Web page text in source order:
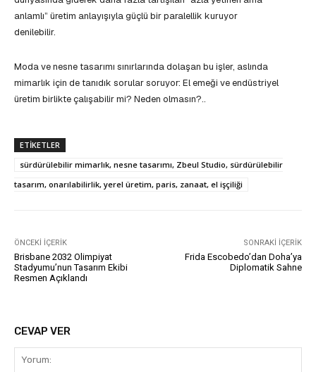
anlamlı” üretim anlayışıyla güçlü bir paralellik kuruyor
denilebilir.
Moda ve nesne tasarımı sınırlarında dolaşan bu işler, aslında
mimarlık için de tanıdık sorular soruyor: El emeği ve endüstriyel
üretim birlikte çalışabilir mi? Neden olmasın?..
ETIKETLER
sürdürülebilir mimarlık, nesne tasarımı, Zbeul Studio, sürdürülebilir
tasarım, onarılabilirlik, yerel üretim, paris, zanaat, el işçiliği
ÖNCEKI İÇERIK
Brisbane 2032 Olimpiyat
Stadyumu’nun Tasarım Ekibi
Resmen Açıklandı
SONRAKI İÇERIK
Frida Escobedo’dan Doha’ya
Diplomatik Sahne
CEVAP VER